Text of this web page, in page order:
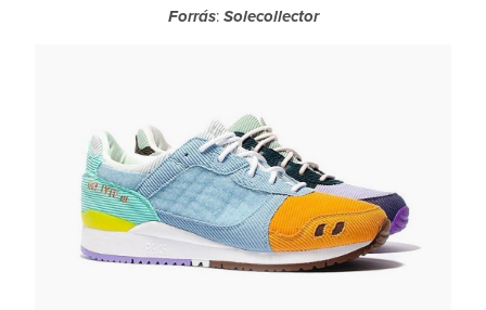
Forrás: Solecollector